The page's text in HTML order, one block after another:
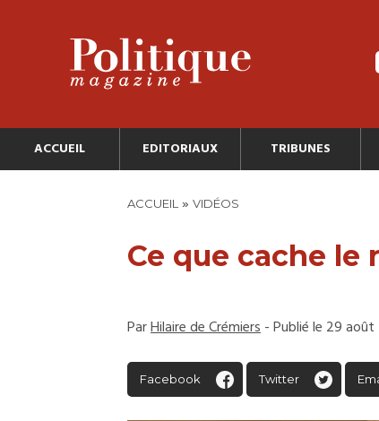
ACCUEIL EDITORIAUX TRIBUNES
ACCUEIL » VIDÉOS
Ce que cache
ParHilaire de Crémiers- Publié le 29 août
Facebook Twitter